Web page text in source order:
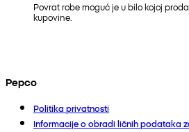
Povrat robe moguć je u bilo kojoj
kupovine.
Pepco
Politika privatnosti
Informacije o obradi ličnih podataka